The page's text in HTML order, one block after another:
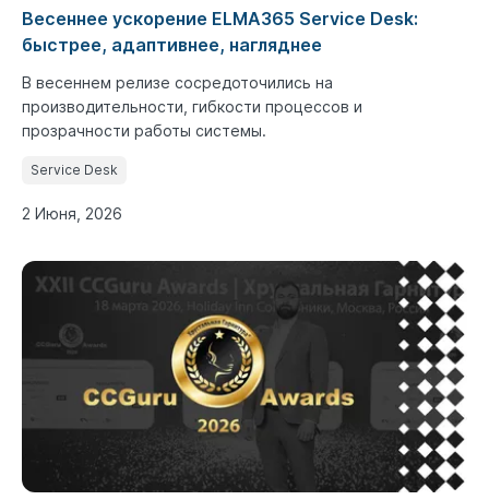
Весеннее ускорение ELMA365 Service Desk:
быстрее, адаптивнее, нагляднее
В весеннем релизе сосредоточились на
производительности, гибкости процессов и
прозрачности работы системы.
Service Desk
2 Июня, 2026